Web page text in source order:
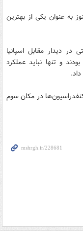
عنوان یکی از بهترین
در دیدار مقابل اسپانیا
و تنها نباید عملکرد
در مکان سوم